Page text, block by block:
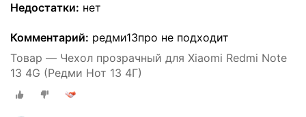
Недостатки: нет
Комментарий: редми13про не подходит
Товар — Чехол прозрачный для Xiaomi Redmi Note
13 4G (Редми Нот 13 4Г)